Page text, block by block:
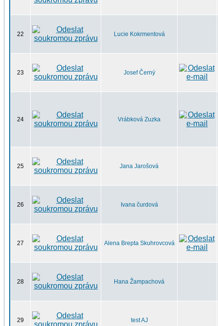
22 Lucie Kokrmentová
23 Josef Černý
24 Vrábková Zuzka
25 Jana Jarošová
26 Ivana čurdová
27 Alena Brepta Skuhrovcová
28 Hana Žampachová
29 test AJ